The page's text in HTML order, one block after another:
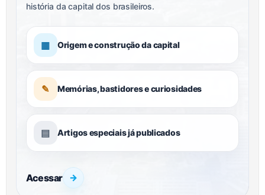
história da capital dos brasileiros.
▦ Origem e construção da capital
✎ Memórias, bastidores e curiosidades
▤ Artigos especiais já publicados
Acessar →